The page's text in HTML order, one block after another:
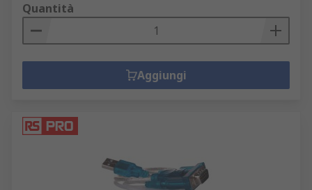
Quantità
Aggiungi